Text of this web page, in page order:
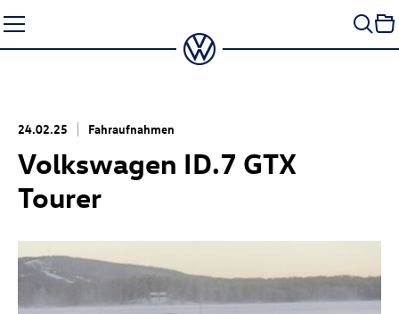
Seiteninhalt
springen
24.02.25 Fahraufnahmen
Volkswagen ID.7 GTX
Tourer